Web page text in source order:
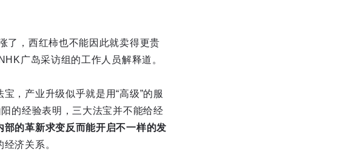
了，西红柿也不能因此就卖得更贵
广岛采访组的工作人员解释道。
，产业升级似乎就是用“高级”的服
的经验表明，三大法宝并不能给经
的革新求变反而能开启不一样的发
济关系。